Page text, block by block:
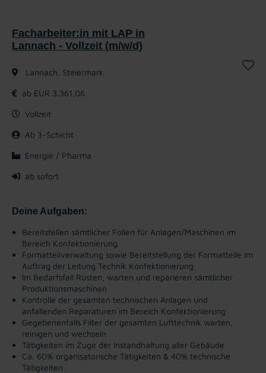
Facharbeiter:in mit LAP in
Lannach - Vollzeit (m/w/d)
Lannach, Steiermark
ab EUR 3.361,06
Vollzeit
Ab 3-Schicht
Energie / Pharma
ab sofort
Deine Aufgaben:
Bereitstellen sämtlicher Folien für Anlagen/Maschinen im
Bereich Konfektionierung
Formatteilverwaltung sowie Bereitstellung der Formatteile im
Auftrag der Leitung Technik Konfektionierung
Im Bedarfsfall Rüsten, warten und reparieren sämtlicher
Produktionsmaschinen
Kontrolle der gesamten technischen Anlagen und
anfallenden Reparaturen im Bereich Konfektionierung
Gegebenenfalls Filter der gesamten Lufttechnik warten,
reinigen und wechseln
Tätigkeiten im Zuge der Instandhaltung aller Gebäude
Ca. 60% organisatorische Tätigkeiten & 40% technische
Tätigkeiten